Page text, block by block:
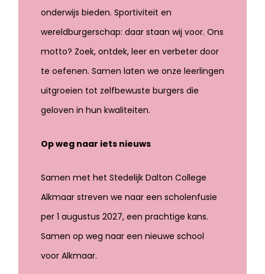
onderwijs bieden. Sportiviteit en
wereldburgerschap: daar staan wij voor. Ons
motto? Zoek, ontdek, leer en verbeter door
te oefenen. Samen laten we onze leerlingen
uitgroeien tot zelfbewuste burgers die
geloven in hun kwaliteiten.
Op weg naar iets nieuws
Samen met het Stedelijk Dalton College
Alkmaar streven we naar een scholenfusie
per 1 augustus 2027, een prachtige kans.
Samen op weg naar een nieuwe school
voor Alkmaar.